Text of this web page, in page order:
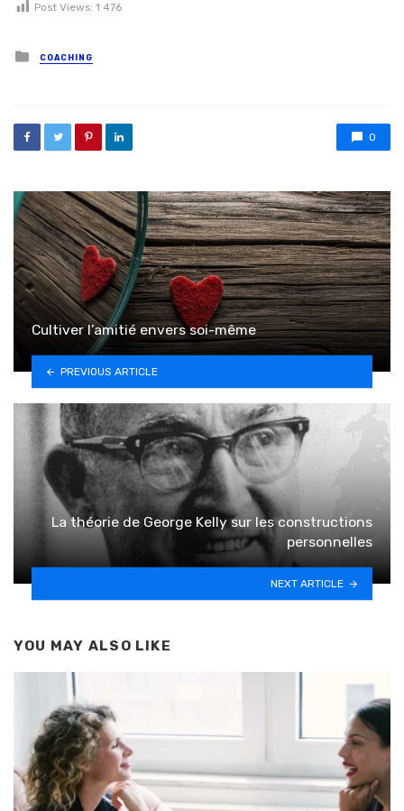
Post Views: 1 476
Posted in
COACHING
0
Cultiver l’amitié envers soi-même
PREVIOUS ARTICLE
La théorie de George Kelly sur les constructions
personnelles
NEXT ARTICLE
YOU MAY ALSO LIKE